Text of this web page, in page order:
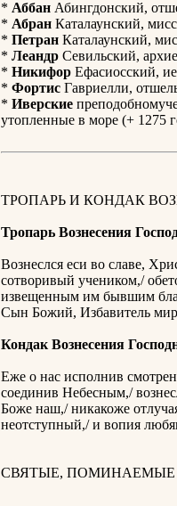
* Аббан Абингдонский,
* Абран Каталаунский,
* Петран Каталаунский,
* Леандр Севильский,
* Никифор Ефасиосский,
* Фортис Гавриелли,
* Иверские
утопленные в море (+ 1275
ТРОПАРЬ И КОНДАК
Тропарь Вознесения
Вознеслся еси во славе,
сотворивый учеником,/
извещенным им бывшим
Сын Божий, Избавитель
Кондак Вознесения
Еже о нас исполнив
соединив Небесным,/
Боже наш,/ никакоже
неотступный,/ и вопия
СВЯТЫЕ, ПОМИНАЕМЫЕ